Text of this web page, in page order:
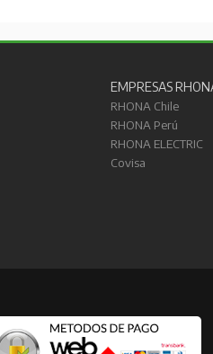
EMPRESAS
RHONA Chile
RHONA Perú
RHONA ELECTRIC
Covisa